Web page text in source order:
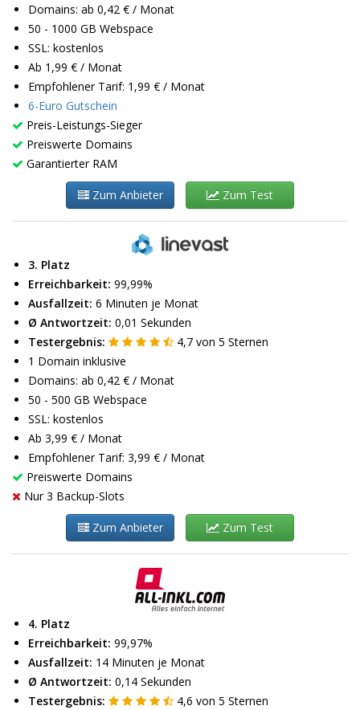
Domains: ab 0,42 € / Monat
50 - 1000 GB Webspace
SSL: kostenlos
Ab 1,99 € / Monat
Empfohlener Tarif: 1,99 € / Monat
6-Euro Gutschein
Preis-Leistungs-Sieger
Preiswerte Domains
Garantierter RAM
Zum Anbieter Zum Test
3. Platz
Erreichbarkeit: 99,99%
Ausfallzeit: 6 Minuten je Monat
Ø Antwortzeit: 0,01 Sekunden
Testergebnis:
4,7 von 5 Sternen
1 Domain inklusive
Domains: ab 0,42 € / Monat
50 - 500 GB Webspace
SSL: kostenlos
Ab 3,99 € / Monat
Empfohlener Tarif: 3,99 € / Monat
Preiswerte Domains
Nur 3 Backup-Slots
Zum Anbieter Zum Test
4. Platz
Erreichbarkeit: 99,97%
Ausfallzeit: 14 Minuten je Monat
Ø Antwortzeit: 0,14 Sekunden
Testergebnis:
4,6 von 5 Sternen